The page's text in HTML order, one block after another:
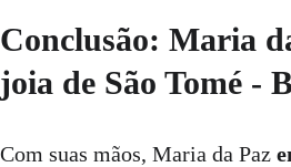
Conclusão: Maria
joia de São Tomé -
Com suas mãos, Maria da Paz